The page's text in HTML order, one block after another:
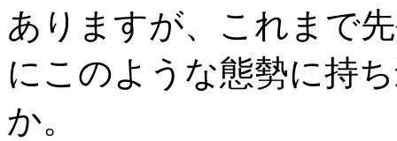
ありますが、これまで
にこのような態勢に持
か。